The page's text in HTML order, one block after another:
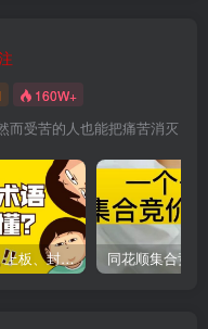
160W+
而受苦的人也能把痛苦消灭
股票打板、上板、封板、翘板、炸板是什么意思？炒股你必须懂的暗语！